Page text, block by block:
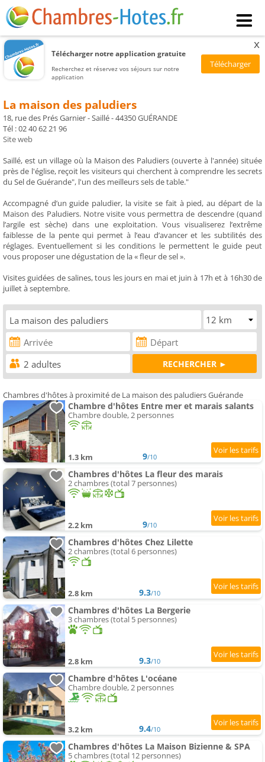
Télécharger notre application gratuite
Recherchez et réservez vos séjours sur notre
application
x
La maison des paludiers
18, rue des Prés Garnier - Saillé - 44350 GUÉRANDE
Tél : 02 40 62 21 96
Site web
Saillé, est un village où la Maison des Paludiers (ouverte à l'année) située
près de l'église, reçoit les visiteurs qui cherchent à comprendre les secrets
du Sel de Guérande", l'un des meilleurs sels de table."
Accompagné d’un guide paludier, la visite se fait à pied, au départ de la
Maison des Paludiers. Notre visite vous permettra de descendre (quand
l’argile est sèche) dans une exploitation. Vous visualiserez l’extrême
faiblesse de la pente qui permet à l’eau d’avancer et les subtilités des
réglages. Eventuellement si les conditions le permettent le guide peut
vous proposer une dégustation de la « fleur de sel ».
Visites guidées de salines, tous les jours en mai et juin à 17h et à 16h30 de
juillet à septembre.
Chambres d'hôtes à proximité de La maison des paludiers Guérande
Chambre d'hôtes Entre mer et marais salants
Chambre double, 2 personnes
1.3 km 9/10
Chambres d'hôtes La fleur des marais
2 chambres (total 7 personnes)
2.2 km 9/10
Chambres d'hôtes Chez Lilette
2 chambres (total 6 personnes)
2.8 km 9.3/10
Chambres d'hôtes La Bergerie
3 chambres (total 5 personnes)
2.8 km 9.3/10
Chambre d'hôtes L'océane
Chambre double, 2 personnes
3.2 km 9.4/10
Chambres d'hôtes La Maison Bizienne & SPA
5 chambres (total 12 personnes)